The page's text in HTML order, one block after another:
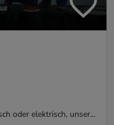
oder elektrisch, unser...